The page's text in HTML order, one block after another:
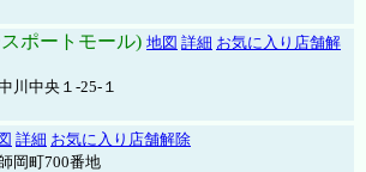
ポートモール) 地図 詳細 お気に入り店舗解
川中央１-25-１
詳細 お気に入り店舗解除
岡町700番地